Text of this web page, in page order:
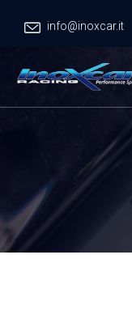
info@inoxcar.it